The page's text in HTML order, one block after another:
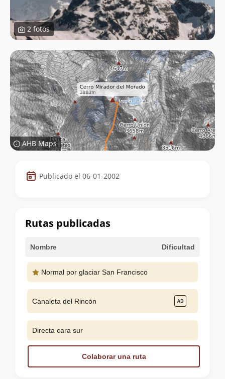
2 fotos
AHB Maps
Datos
de
cumbre
Publicado el 06-01-2002
Rutas publicadas
Nombre Dificultad
Normal por glaciar San Francisco
Canaleta del Rincón
Directa cara sur
Colaborar una ruta